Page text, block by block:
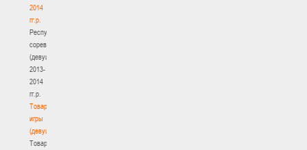
2014
гг.р.
Республиканские
соревнования
(девушки)
2013-
2014
гг.р.
Товарищеские
игры
(девушки)
Товарищеские